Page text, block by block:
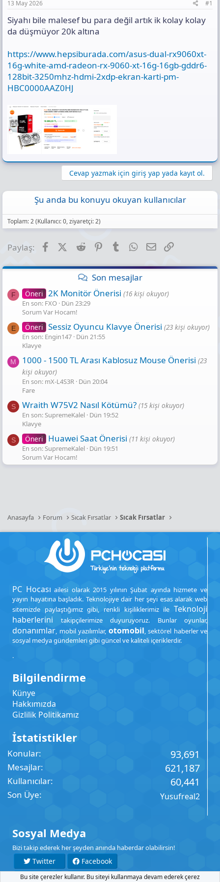
ı
o
p
y
a
13 May 2026 #1
Siyahı bile malesef bu para değil artık ik kolay kolay
da düşmüyor 20k altına
https://www.hepsiburada.com/asus-dual-rx9060xt-
16g-white-amd-radeon-rx-9060-xt-16g-16gb-gddr6-
128bit-3250mhz-hdmi-2xdp-ekran-karti-pm-
HBC0000AAZ0HJ
Cevap yazmak için giriş yap yada kayıt ol.
Şu anda bu konuyu okuyan kullanıcılar
Toplam: 2 (Kullanıcı: 0, ziyaretçi: 2)
Paylaş: FacebookX (Twitter)
Reddit PinterestTumblr WhatsApp
E-posta
Son mesajlar
F Öneri 2K Monitör Önerisi (16 kişi okuyor)
En son: FXO Dün 23:29
Sorum Var Hocam!
E Öneri Sessiz Oyuncu Klavye Önerisi (23 kişi okuyor)
En son: Engin147 Dün 21:55
Klavye
M 1000 - 1500 TL Arası Kablosuz Mouse Önerisi (23
kişi okuyor)
En son: mX-L4S3R Dün 20:04
Fare
S Wraith W75V2 Nasıl Kötümü? (15 kişi okuyor)
En son: SupremeKalel Dün 19:52
Klavye
S Öneri Huawei Saat Önerisi (11 kişi okuyor)
En son: SupremeKalel Dün 19:51
Sorum Var Hocam!
Anasayfa Forum Sıcak Fırsatlar Sıcak Fırsatlar
PC Hocası ailesi olarak 2015 yılının Şubat ayında hizmete ve
yayın hayatına başladık. Teknolojiye dair her şeyi esas alarak web
sitemizde paylaştığımız gibi, renkli kişiliklerimiz ile Teknoloji
haberlerini takipçilerimize duyuruyoruz. Bunlar oyunlar,
donanımlar, mobil yazılımlar, otomobil, sektörel haberler ve
sosyal medya gündemleri gibi güncel ve kaliteli içeriklerdir.
.
Bilgilendirme
Künye
Hakkımızda
Gizlilik Politikamız
İstatistikler
Konular 93,691
Mesajlar 621,187
Kullanıcılar 60,441
Son Üye Yusufreal2
Sosyal Medya
Bizi takip ederek her şeyden anında haberdar olabilirsin!
Twitter
Facebook
YouTube
Instagram
Bu site çerezler kullanır. Bu siteyi kullanmaya devam ederek çerez